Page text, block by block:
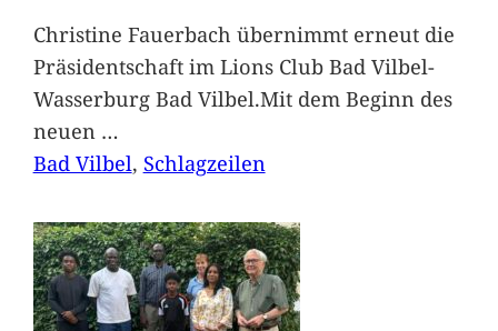
Christine Fauerbach übernimmt erneut die
Präsidentschaft im Lions Club Bad Vilbel-
Wasserburg Bad Vilbel.Mit dem Beginn des
neuen …
Bad Vilbel, Schlagzeilen